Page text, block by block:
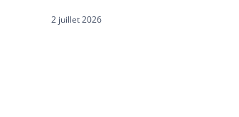
2 juillet 2026